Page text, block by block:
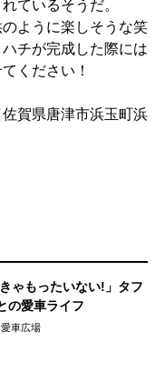
ているそうだ。
ように楽しそうな笑
チが完成した際には
ください！
賀県唐津市浜玉町浜
きゃもったいない!」タフ
の愛車ライフ
愛車広場